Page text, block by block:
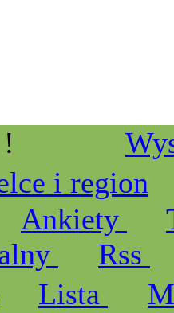
i region
Ankiety
Rss
Lista